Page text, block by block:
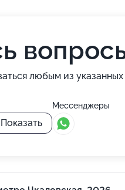
любым из
Показать
Мессенджеры